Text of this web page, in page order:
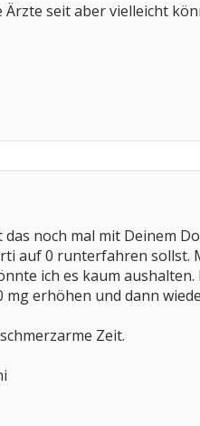
Ärzte seit aber vielleicht
noch mal mit Deinem
auf 0 runterfahren sollst.
ich es kaum
mg erhöhen und dann
Zeit.